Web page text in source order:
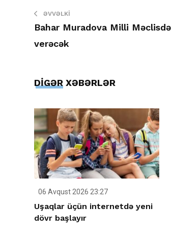
ƏVVƏLKI
Bahar Muradova Milli
verəcək
DİGƏR XƏBƏRLƏR
06 Avqust 2026 23:27
Uşaqlar üçün internetdə yeni
dövr başlayır